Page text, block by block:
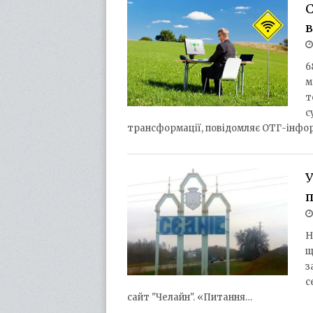
трансформації, повідомляє ОТГ-
сайт "Челайн". «Питання…